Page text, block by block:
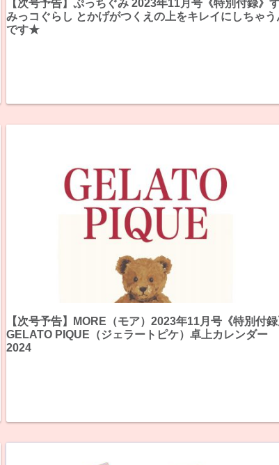
【次号予告】ぷっちぐみ 2023年11月号《特別付録》
みっコぐらし とかげがつくえの上をキレイにしちゃう
です★
【次号予告】MORE（モア）2023年11月号《特別付
GELATO PIQUE（ジェラートピケ）卓上カレンダー
2024